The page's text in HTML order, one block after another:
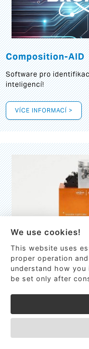
Composition-AID
Software pro
inteligencí!
VÍCE INFORMACÍ >
EMILIE
První nano-elektro-
We use cookies!
This website uses
proper operation
understand how
be set only after